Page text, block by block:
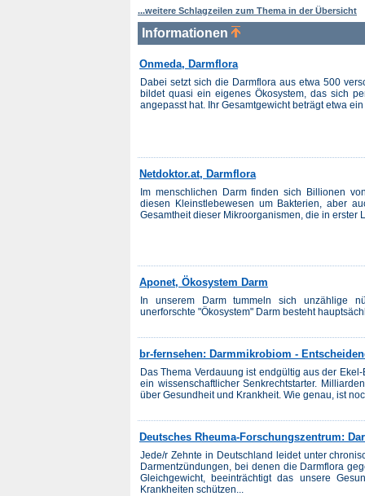
...weitere Schlagzeilen zum Thema in der Übersicht
Informationen
Onmeda, Darmflora
Dabei setzt sich die Darmflora aus etwa 500
bildet quasi ein eigenes Ökosystem, das sich
angepasst hat. Ihr Gesamtgewicht beträgt etwa
Netdoktor.at, Darmflora
Im menschlichen Darm finden sich Billionen
diesen Kleinstlebewesen um Bakterien, aber
Gesamtheit dieser Mikroorganismen, die in erster
Aponet, Ökosystem Darm
In unserem Darm tummeln sich unzählige
unerforschte "Ökosystem" Darm besteht
br-fernsehen: Darmmikrobiom -
Das Thema Verdauung ist endgültig aus der
ein wissenschaftlicher Senkrechtstarter.
über Gesundheit und Krankheit. Wie genau, ist
Deutsches Rheuma-Forschungszentrum:
Jede/r Zehnte in Deutschland leidet unter
Darmentzündungen, bei denen die Darmflora
Gleichgewicht, beeinträchtigt das unsere
Krankheiten schützen...